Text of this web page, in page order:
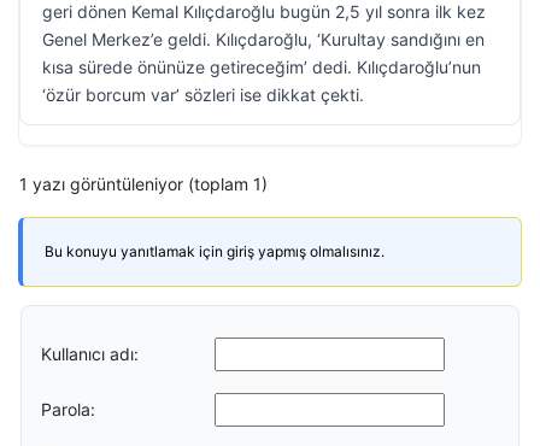
geri dönen Kemal Kılıçdaroğlu bugün 2,5 yıl sonra ilk kez
Genel Merkez’e geldi. Kılıçdaroğlu, ‘Kurultay sandığını en
kısa sürede önünüze getireceğim’ dedi. Kılıçdaroğlu’nun
‘özür borcum var’ sözleri ise dikkat çekti.
1 yazı görüntüleniyor (toplam 1)
Bu konuyu yanıtlamak için giriş yapmış olmalısınız.
Kullanıcı adı:
Parola: